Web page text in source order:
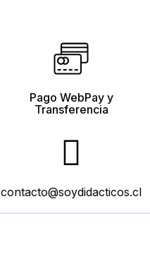
Pago WebPay y
Transferencia
contacto@soydidacticos.cl